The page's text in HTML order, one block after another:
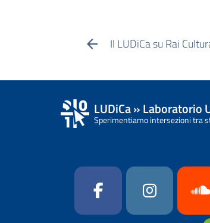
Il LUDiCa su Rai
LUDiCa » Laboratorio
Sperimentiamo intersezioni tra